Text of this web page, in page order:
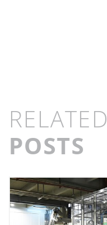
RELATED
POSTS